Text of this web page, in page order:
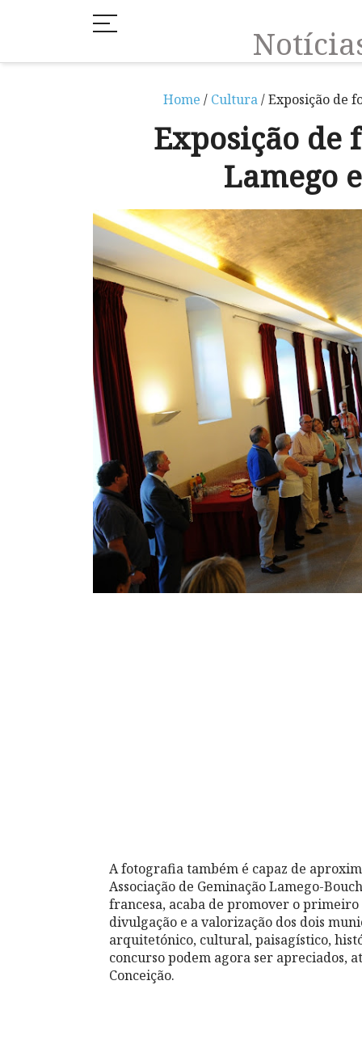
Home / Cultura/ Exposição de
Exposição
Lamego
A fotografia também é capaz de
Associação de Geminação Lamego-
francesa, acaba de promover o
divulgação e a valorização dos dois
arquitetónico, cultural, paisagístico,
concurso podem agora ser apreciados,
Conceição.